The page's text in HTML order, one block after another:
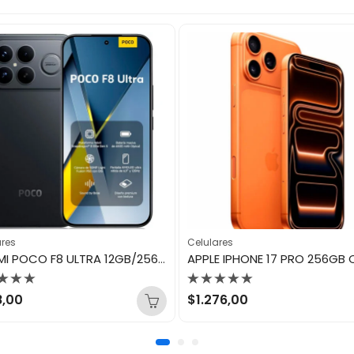
XIAOMI POCO F8 ULTRA 12GB/256GB NEGRO
Celulares
Valorado
con
$1.276,00